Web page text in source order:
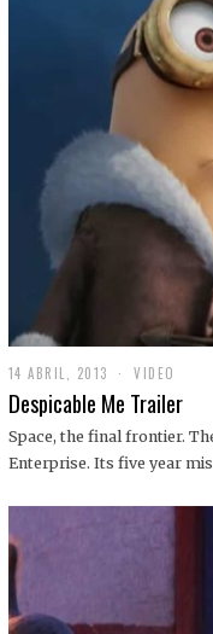
14 ABRIL, 2013
9
D
C
I
1
VIDEO
Despicable Me Trailer
Space, the final frontier.
Enterprise. Its five year